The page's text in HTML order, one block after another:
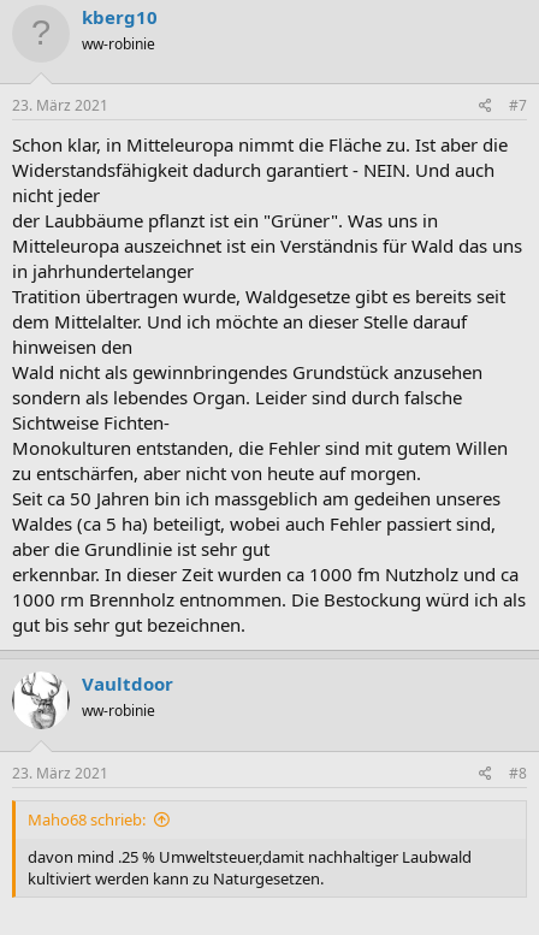
t
n
e
:
kberg10
ww-robinie
23. März 2021 #7
Schon klar, in Mitteleuropa nimmt die Fläche zu. Ist aber die
Widerstandsfähigkeit dadurch garantiert - NEIN. Und auch
nicht jeder
der Laubbäume pflanzt ist ein "Grüner". Was uns in
Mitteleuropa auszeichnet ist ein Verständnis für Wald das uns
in jahrhundertelanger
Tratition übertragen wurde, Waldgesetze gibt es bereits seit
dem Mittelalter. Und ich möchte an dieser Stelle darauf
hinweisen den
Wald nicht als gewinnbringendes Grundstück anzusehen
sondern als lebendes Organ. Leider sind durch falsche
Sichtweise Fichten-
Monokulturen entstanden, die Fehler sind mit gutem Willen
zu entschärfen, aber nicht von heute auf morgen.
Seit ca 50 Jahren bin ich massgeblich am gedeihen unseres
Waldes (ca 5 ha) beteiligt, wobei auch Fehler passiert sind,
aber die Grundlinie ist sehr gut
erkennbar. In dieser Zeit wurden ca 1000 fm Nutzholz und ca
1000 rm Brennholz entnommen. Die Bestockung würd ich als
gut bis sehr gut bezeichnen.
Vaultdoor
ww-robinie
23. März 2021 #8
Maho68 schrieb:
davon mind .25 % Umweltsteuer,damit nachhaltiger Laubwald
kultiviert werden kann zu Naturgesetzen.